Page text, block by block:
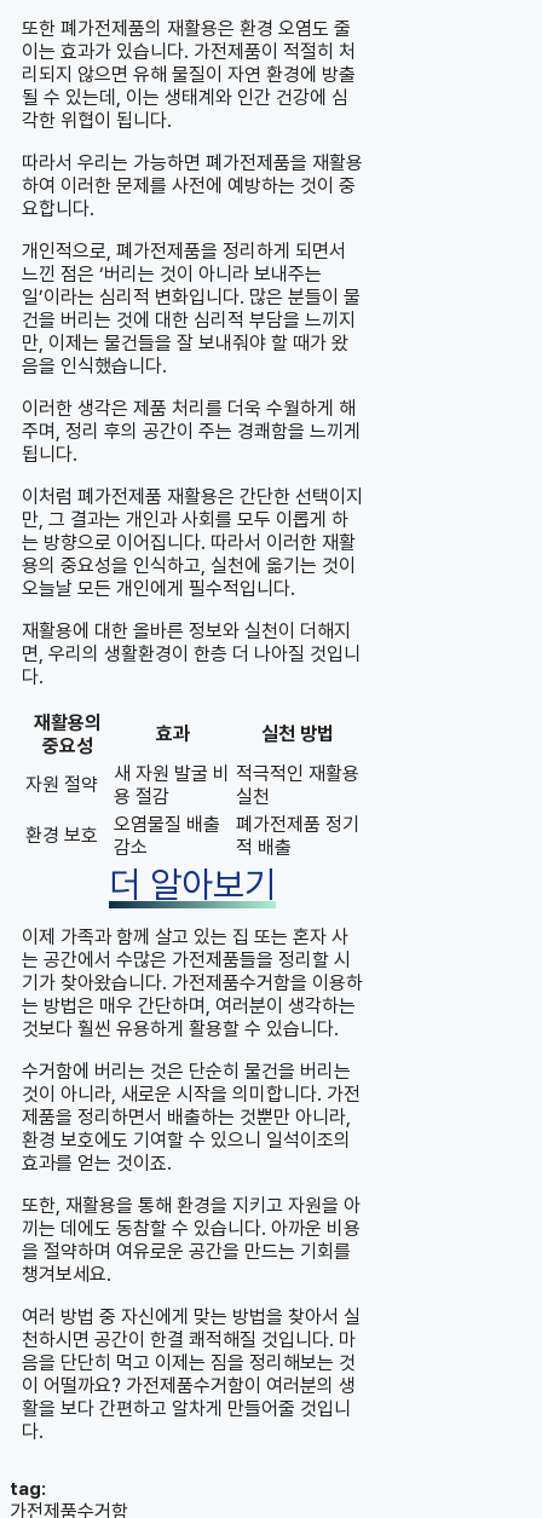
또한 폐가전제품의 재활용은 환경 오염도 줄
이는 효과가 있습니다. 가전제품이 적절히 처
리되지 않으면 유해 물질이 자연 환경에 방출
될 수 있는데, 이는 생태계와 인간 건강에 심
각한 위협이 됩니다.
따라서 우리는 가능하면 폐가전제품을 재활용
하여 이러한 문제를 사전에 예방하는 것이 중
요합니다.
개인적으로, 폐가전제품을 정리하게 되면서
느낀 점은 ‘버리는 것이 아니라 보내주는
일’이라는 심리적 변화입니다. 많은 분들이 물
건을 버리는 것에 대한 심리적 부담을 느끼지
만, 이제는 물건들을 잘 보내줘야 할 때가 왔
음을 인식했습니다.
이러한 생각은 제품 처리를 더욱 수월하게 해
주며, 정리 후의 공간이 주는 경쾌함을 느끼게
됩니다.
이처럼 폐가전제품 재활용은 간단한 선택이지
만, 그 결과는 개인과 사회를 모두 이롭게 하
는 방향으로 이어집니다. 따라서 이러한 재활
용의 중요성을 인식하고, 실천에 옮기는 것이
오늘날 모든 개인에게 필수적입니다.
재활용에 대한 올바른 정보와 실천이 더해지
면, 우리의 생활환경이 한층 더 나아질 것입니
다.
재활용의
중요성
효과 실천 방법
자원 절약
새 자원 발굴 비
용 절감
적극적인 재활용
실천
환경 보호
오염물질 배출
감소
폐가전제품 정기
적 배출
더 알아보기
이제 가족과 함께 살고 있는 집 또는 혼자 사
는 공간에서 수많은 가전제품들을 정리할 시
기가 찾아왔습니다. 가전제품수거함을 이용하
는 방법은 매우 간단하며, 여러분이 생각하는
것보다 훨씬 유용하게 활용할 수 있습니다.
수거함에 버리는 것은 단순히 물건을 버리는
것이 아니라, 새로운 시작을 의미합니다. 가전
제품을 정리하면서 배출하는 것뿐만 아니라,
환경 보호에도 기여할 수 있으니 일석이조의
효과를 얻는 것이죠.
또한, 재활용을 통해 환경을 지키고 자원을 아
끼는 데에도 동참할 수 있습니다. 아까운 비용
을 절약하며 여유로운 공간을 만드는 기회를
챙겨보세요.
여러 방법 중 자신에게 맞는 방법을 찾아서 실
천하시면 공간이 한결 쾌적해질 것입니다. 마
음을 단단히 먹고 이제는 짐을 정리해보는 것
이 어떨까요? 가전제품수거함이 여러분의 생
활을 보다 간편하고 알차게 만들어줄 것입니
다.
tag:
가전제품수거함